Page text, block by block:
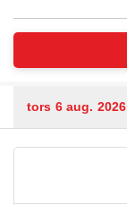
tors 6 aug. 2026